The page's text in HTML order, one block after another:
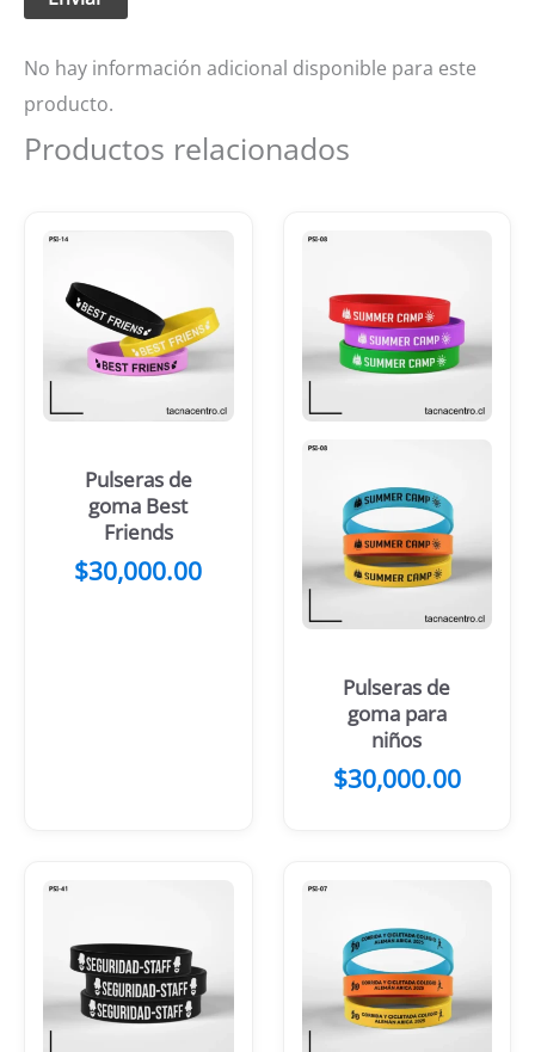
No hay información adicional disponible para este
producto.
Productos relacionados
Pulseras de
goma Best
Friends
$30,000.00
Pulseras de
goma para
niños
$30,000.00